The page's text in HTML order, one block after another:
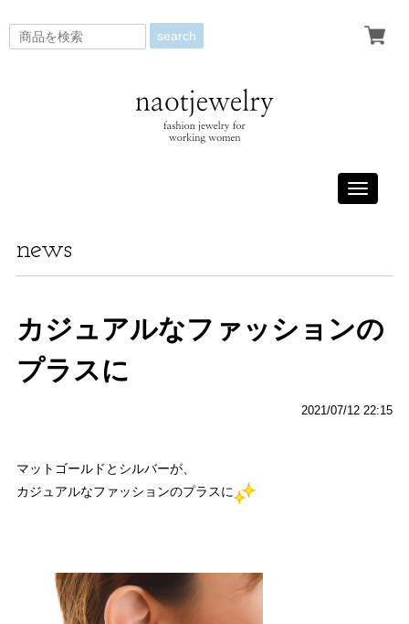
search
Toggle
news
カジュアルなファッションの
プラスに
2021/07/12 22:15
マットゴールドとシルバーが、
カジュアルなファッションのプラスに